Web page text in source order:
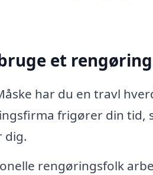
et
har du en travl
frigører din tid,
dig.
rengøringsfolk